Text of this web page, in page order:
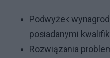
Podwyżek
posiadanymi
Rozwiązania